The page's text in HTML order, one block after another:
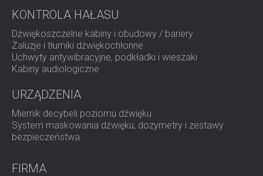
KONTROLA HAŁASU
Dźwiękoszczelne kabiny i obudowy / bariery
Żaluzje i tłumiki dźwiękochłonne
Uchwyty antywibracyjne, podkładki i wieszaki
Kabiny audiologiczne
URZĄDZENIA
Miernik decybeli poziomu dźwięku
System maskowania dźwięku, dozymetry i zestawy
bezpieczeństwa
FIRMA